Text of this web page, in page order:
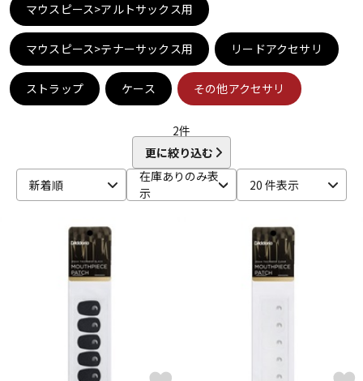
DTM オンライン納品
配信/ライブ機器 楽器アクセサリ
マウスピース>アルトサックス用
マウスピース>テナーサックス用 リードアクセサリ
ストラップ ケース その他アクセサリ
2件
更に絞り込む
新着順
在庫ありのみ表
示
20 件表示